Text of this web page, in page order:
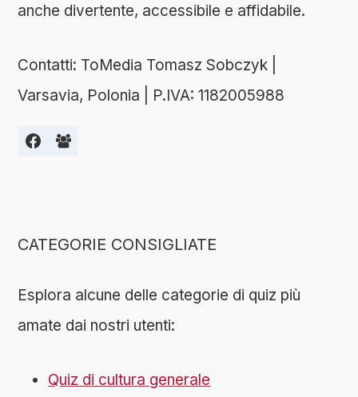
anche divertente, accessibile e affidabile.
Contatti: ToMedia Tomasz Sobczyk |
Varsavia, Polonia | P.IVA: 1182005988
CATEGORIE CONSIGLIATE
Esplora alcune delle categorie di quiz più
amate dai nostri utenti:
Quiz di cultura generale